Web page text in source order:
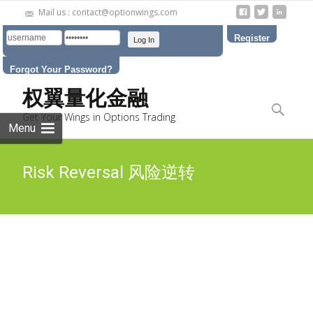
Mail us : contact@optionwings.com
Register
Forgot Your Password?
权翼量化金融
Get Your Wings in Options Trading
Menu
content
Search
Risk Reversal 风险逆转